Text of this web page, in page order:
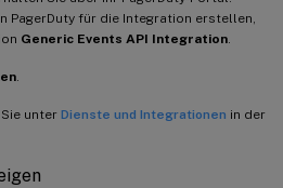
PagerDuty für die Integration erstellen,
Generic Events API Integration.
.
unter Dienste und Integrationen in der